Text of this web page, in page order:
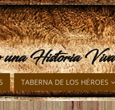
una Historia Viva
TABERNA DE LOS HÉROES